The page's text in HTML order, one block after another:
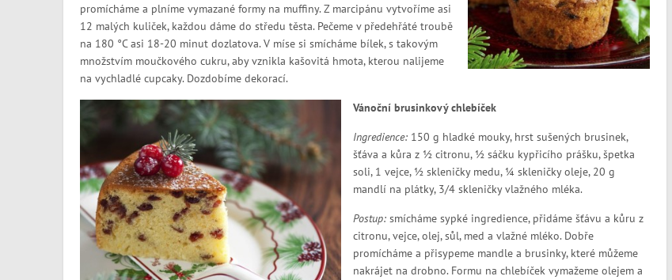
promícháme a plníme vymazané formy na muffiny. Z marcipánu vytvoříme asi
12 malých kuliček, každou dáme do středu těsta. Pečeme v předehřáté troubě
na 180 °C asi 18-20 minut dozlatova. V míse si smícháme bílek, s takovým
množstvím moučkového cukru, aby vznikla kašovitá hmota, kterou nalijeme
na vychladlé cupcaky. Dozdobíme dekorací.
Vánoční brusinkový chlebíček
Ingredience:150 g hladké mouky, hrst sušených brusinek,
šťáva a kůra z ½ citronu, ½ sáčku kypřicího prášku, špetka
soli, 1 vejce, ½ skleničky medu, ¼ skleničky oleje, 20 g
mandlí na plátky, 3/4 skleničky vlažného mléka.
Postup:smícháme sypké ingredience, přidáme šťávu a kůru z
citronu, vejce, olej, sůl, med a vlažné mléko. Dobře
promícháme a přisypeme mandle a brusinky, které můžeme
nakrájet na drobno. Formu na chlebíček vymažeme olejem a